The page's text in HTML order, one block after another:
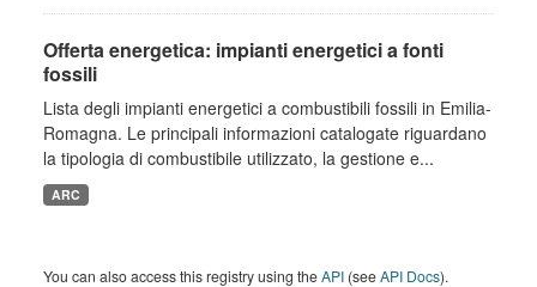
Offerta energetica: impianti energetici a fonti
fossili
Lista degli impianti energetici a combustibili fossili in Emilia-
Romagna. Le principali informazioni catalogate riguardano
la tipologia di combustibile utilizzato, la gestione e...
ARC
You can also access this registry using theAPI (seeAPI Docs).